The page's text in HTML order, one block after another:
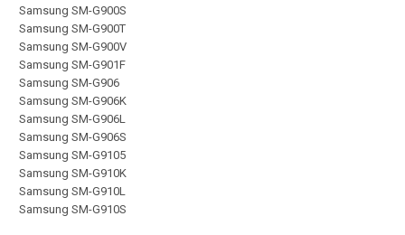
Samsung SM-G900S
Samsung SM-G900T
Samsung SM-G900V
Samsung SM-G901F
Samsung SM-G906
Samsung SM-G906K
Samsung SM-G906L
Samsung SM-G906S
Samsung SM-G9105
Samsung SM-G910K
Samsung SM-G910L
Samsung SM-G910S